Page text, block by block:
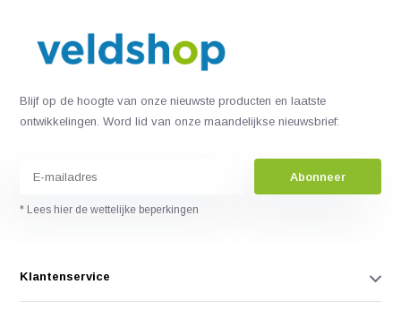
Blijf op de hoogte van onze nieuwste producten en laatste
ontwikkelingen. Word lid van onze maandelijkse nieuwsbrief:
Abonneer
* Lees hier de wettelijke beperkingen
Klantenservice